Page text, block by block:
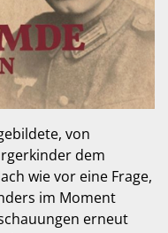
von
dem
wie vor eine Frage,
im Moment
erneut